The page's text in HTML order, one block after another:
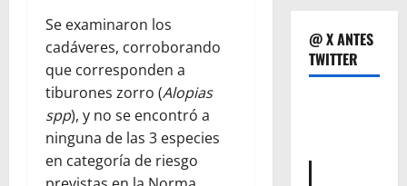
Se examinaron los
cadáveres, corroborando
que corresponden a
tiburones zorro (Alopias
spp), y no se encontró a
ninguna de las 3 especies
en categoría de riesgo
@ X ANTES
TWITTER